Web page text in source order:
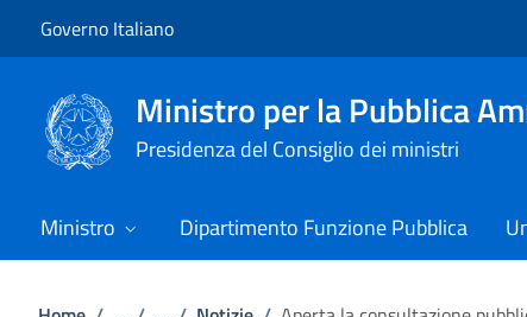
Governo Italiano
Ministro per la Pubblica
Presidenza del Consiglio dei ministri
Ministro Dipartimento Funzione Pubblica